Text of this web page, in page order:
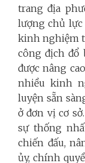
trang địa
lượng chủ
kinh nghiệm
công địch đổ
được nâng
nhiều kinh
luyện sẵn
ở đơn vị cơ
sự thống
chiến đấu,
ủy, chính